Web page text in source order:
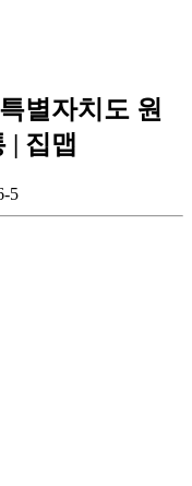
별자치도 원
| 집맵
5